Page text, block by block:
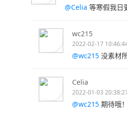
@Celia 等寒假我日
wc215
2022-02-17
@wc215 没素材
Celia
2022-01-03
@wc215 期待哦！